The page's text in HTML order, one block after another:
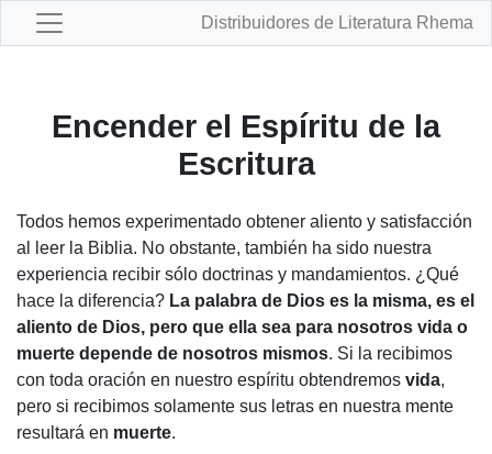
Distribuidores de Literatura Rhema
Encender el Espíritu de la
Escritura
Todos hemos experimentado obtener aliento y satisfacción
al leer la Biblia. No obstante, también ha sido nuestra
experiencia recibir sólo doctrinas y mandamientos. ¿Qué
hace la diferencia? La palabra de Dios es la misma, es el
aliento de Dios, pero que ella sea para nosotros vida o
muerte depende de nosotros mismos. Si la recibimos
con toda oración en nuestro espíritu obtendremos vida,
pero si recibimos solamente sus letras en nuestra mente
resultará en muerte.